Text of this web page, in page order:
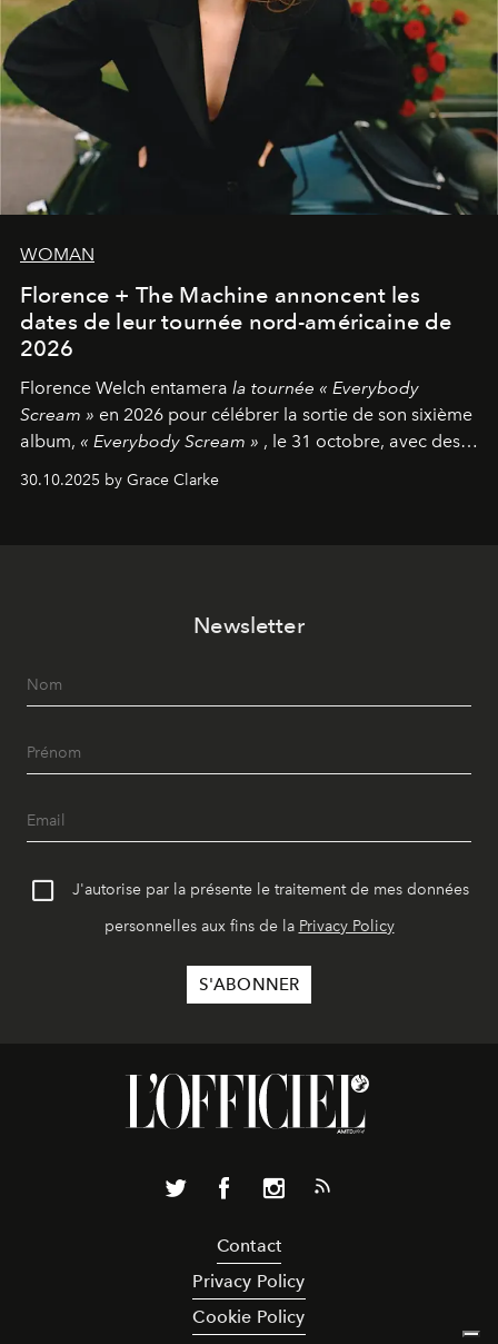
WOMAN
Florence + The Machine annoncent les
dates de leur tournée nord-américaine de
2026
Florence Welch entamera la tournée « Everybody
Scream » en 2026 pour célébrer la sortie de son sixième
album, « Everybody Scream » , le 31 octobre, avec des
dates nord-américaines débutant en avril prochain.
30.10.2025 by Grace Clarke
Newsletter
J'autorise par la présente le traitement de mes données
personnelles aux fins de la Privacy Policy
Contact
Privacy Policy
Cookie Policy